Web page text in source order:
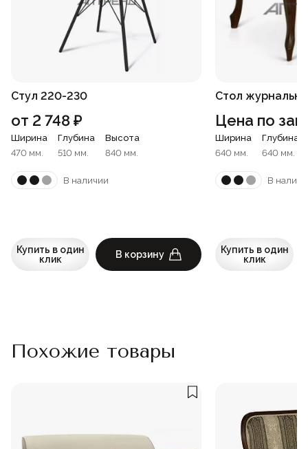
Стул 220-230
от 2 748₽
Ширина
470 мм.
Глубина
510 мм.
Высота
840 мм.
В наличии
Купить в один
клик
В корзину
Стол
Цена по
Ширина
640 мм.
Глубина
640 мм.
В
Купить в один
клик
Похожие товары